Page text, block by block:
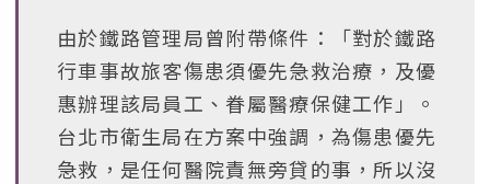
由於鐵路管理局曾附帶條件：「對於鐵路
行車事故旅客傷患須優先急救治療，及優
惠辦理該局員工、眷屬醫療保健工作」。
台北市衛生局在方案中強調，為傷患優先
急救，是任何醫院責無旁貸的事，所以沒